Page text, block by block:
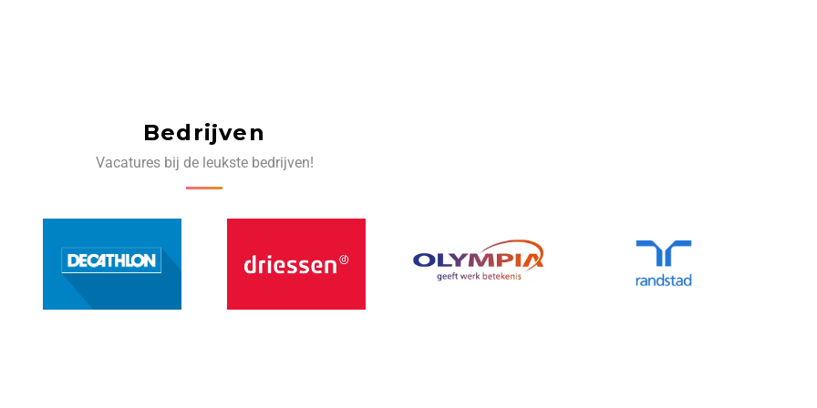
Bedrijven
Vacatures bij de leukste bedrijven!